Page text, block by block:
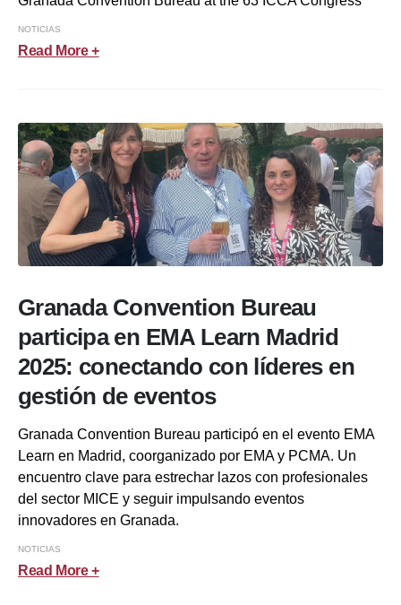
NOTICIAS
Read More +
Granada Convention Bureau
participa en EMA Learn Madrid
2025: conectando con líderes en
gestión de eventos
Granada Convention Bureau participó en el evento EMA
Learn en Madrid, coorganizado por EMA y PCMA. Un
encuentro clave para estrechar lazos con profesionales
del sector MICE y seguir impulsando eventos
innovadores en Granada.
NOTICIAS
Read More +